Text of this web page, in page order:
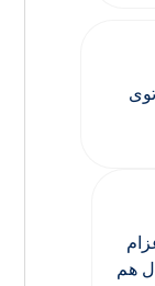
هم